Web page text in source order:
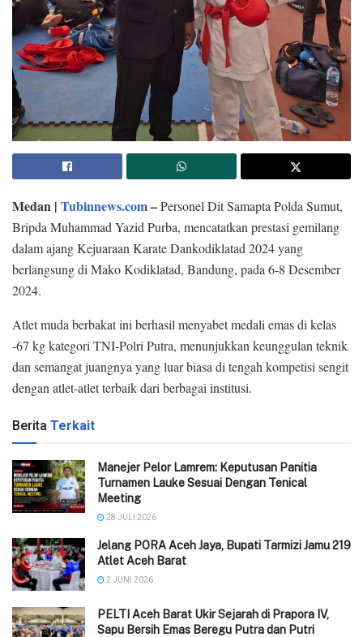
Medan | Tubinnews.com–Personel Dit Samapta Polda Sumut,
Bripda Muhammad Yazid Purba, mencatatkan prestasi gemilang
dalam ajang Kejuaraan Karate Dankodiklatad 2024 yang
berlangsung di Mako Kodiklatad, Bandung, pada 6-8 Desember
2024.
Atlet muda berbakat ini berhasil menyabet medali emas di kelas
-67 kg kategori TNI-Polri Putra, menunjukkan keunggulan teknik
dan semangat juangnya yang luar biasa di tengah kompetisi sengit
dengan atlet-atlet terbaik dari berbagai institusi.
Berita Terkait
Manejer Pelor Lamrem: Keputusan Panitia
Turnamen Lauke Sesuai Dengan Tenical
Meeting
28 JULI 2026
Jelang PORA Aceh Jaya, Bupati Tarmizi Jamu 219
Atlet Aceh Barat
2 JUNI 2026
PELTI Aceh Barat Ukir Sejarah di Prapora IV,
Sapu Bersih Emas Beregu Putra dan Putri